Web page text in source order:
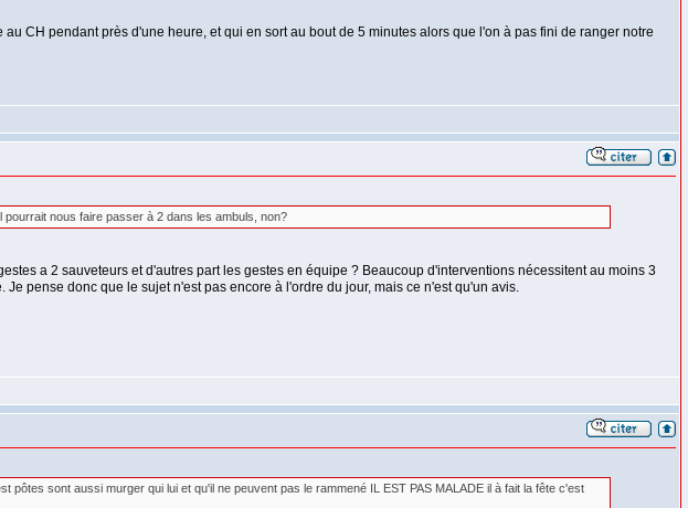
CH pendant près d'une heure, et qui en sort au bout de 5 minutes alors que l'on à pas fini de ranger notre
nous faire passer à 2 dans les ambuls, non?
a 2 sauveteurs et d'autres part les gestes en équipe ? Beaucoup d'interventions nécessitent au moins 3
pense donc que le sujet n'est pas encore à l'ordre du jour, mais ce n'est qu'un avis.
sont aussi murger qui lui et qu'il ne peuvent pas le rammené IL EST PAS MALADE il à fait la fête c'est